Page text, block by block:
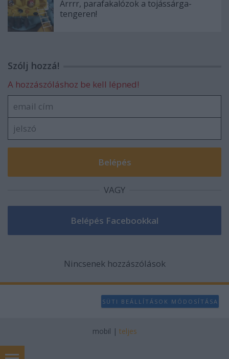
Arrrr, parafakalózok a tojássárga-
tengeren!
Szólj hozzá!
A hozzászóláshoz be kell lépned!
VAGY
Nincsenek hozzászólások
SÜTI BEÁLLÍTÁSOK MÓDOSÍTÁSA
mobil | teljes